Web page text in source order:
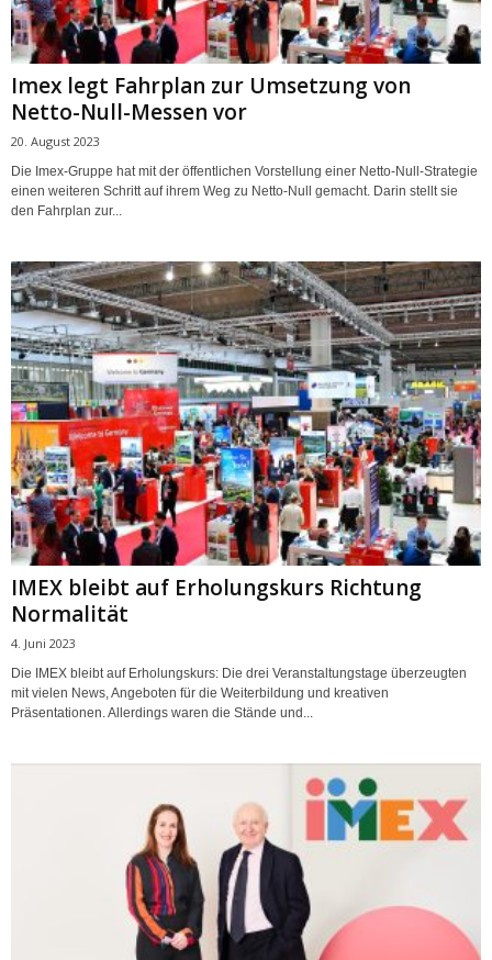
Imex legt Fahrplan zur Umsetzung von
Netto-Null-Messen vor
20. August 2023
Die Imex-Gruppe hat mit der öffentlichen Vorstellung einer Netto-Null-Strategie
einen weiteren Schritt auf ihrem Weg zu Netto-Null gemacht. Darin stellt sie
den Fahrplan zur...
IMEX bleibt auf Erholungskurs Richtung
Normalität
4. Juni 2023
Die IMEX bleibt auf Erholungskurs: Die drei Veranstaltungstage überzeugten
mit vielen News, Angeboten für die Weiterbildung und kreativen
Präsentationen. Allerdings waren die Stände und...